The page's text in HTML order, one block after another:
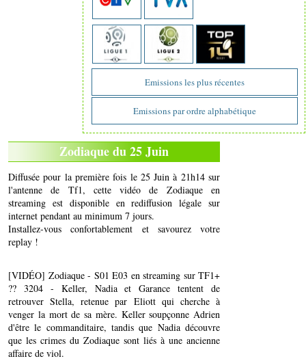
Emissions les plus récentes
Emissions par ordre alphabétique
Zodiaque du 25 Juin
Diffusée pour la première fois le 25 Juin à 21h14 sur
l'antenne de Tf1, cette vidéo de Zodiaque en
streaming est disponible en rediffusion légale sur
internet pendant au minimum 7 jours.
Installez-vous confortablement et savourez votre
replay !
[VIDÉO] Zodiaque - S01 E03 en streaming sur TF1+
?? 3204 - Keller, Nadia et Garance tentent de
retrouver Stella, retenue par Eliott qui cherche à
venger la mort de sa mère. Keller soupçonne Adrien
d'être le commanditaire, tandis que Nadia découvre
que les crimes du Zodiaque sont liés à une ancienne
affaire de viol.